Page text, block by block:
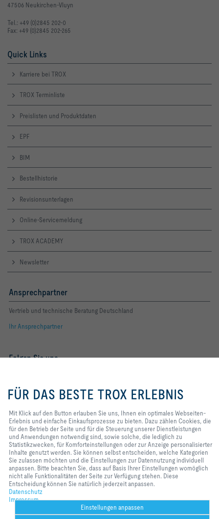
47506 Neukirchen-Vluyn
Tel.: +49 (0)2845 202-0
Fax: +49 (0)2845 202-265
Quick Links
Karriere bei TROX
TROX Terminliste
Preislisten und Produktdaten
EPF
BIM
Bestellhistorie
Revisionsunterlagen
Online-Servicemeldung
TROX ACADEMY
Newsletter
Ansprechpartner
Vertrieb und technische Beratung Deutschland
Ihr Ansprechpartner
Folgen Sie uns
FACEBOOK
LINKEDIN
INSTAGRAM
Home Kontakt Impressum AGB
Einkaufsbedingungen
Code of Conduct
Datenschutz Disclaimer 2026 © TROX SE
Sie uns, Ihnen ein optimales
Webseiten-Erlebnis und einfache
zählen Cookies, die für den Betrieb
der Seite und für die Steuerung
unserer Dienstleistungen und
Anwendungen notwendig sind,
sowie solche, die lediglich zu
Statistikzwecken, für
Komforteinstellungen oder zur
Anzeige personalisierter Inhalte
genutzt werden. Sie können selbst
entscheiden, welche Kategorien
Einstellungen zur Datennutzung
individuell anpassen. Bitte
beachten Sie, dass auf Basis Ihrer
FÜR DAS BESTE TROX ERLEBNIS
Mit Klick auf den Button erlauben Sie uns, Ihnen ein optimales Webseiten-
Erlebnis und einfache Einkaufsprozesse zu bieten. Dazu zählen Cookies, die
für den Betrieb der Seite und für die Steuerung unserer Dienstleistungen
und Anwendungen notwendig sind, sowie solche, die lediglich zu
Statistikzwecken, für Komforteinstellungen oder zur Anzeige personalisierter
Inhalte genutzt werden. Sie können selbst entscheiden, welche Kategorien
Sie zulassen möchten und die Einstellungen zur Datennutzung individuell
anpassen. Bitte beachten Sie, dass auf Basis Ihrer Einstellungen womöglich
nicht alle Funktionalitäten der Seite zur Verfügung stehen. Diese
Entscheidung können Sie natürlich jederzeit anpassen.
Datenschutz
Impressum
Einstellungen anpassen